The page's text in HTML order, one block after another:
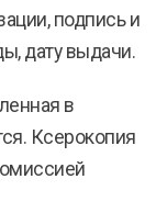
подпись и
дату выдачи.
в
Ксерокопия